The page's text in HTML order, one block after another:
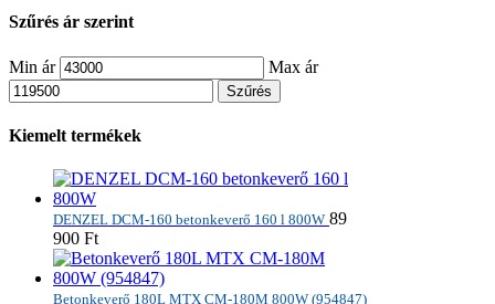
Szűrés ár szerint
Min ár Max ár
Szűrés
Kiemelt termékek
DENZEL DCM-160 betonkeverő 160 l 800W 89
900 Ft
Betonkeverő 180L MTX CM-180M 800W (954847)